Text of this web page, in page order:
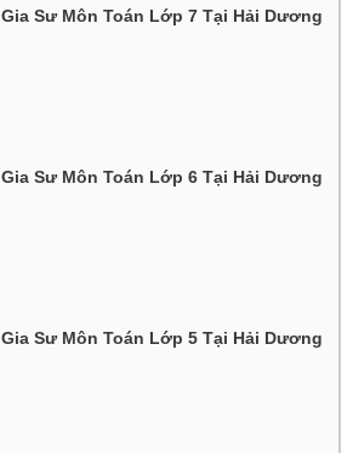
Gia Sư Môn Toán Lớp 7 Tại Hải Dương
Gia Sư Môn Toán Lớp 6 Tại Hải Dương
Gia Sư Môn Toán Lớp 5 Tại Hải Dương